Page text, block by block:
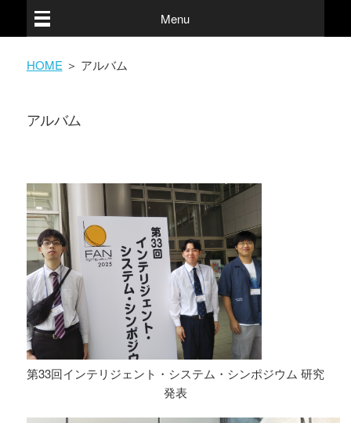
Menu
HOME ＞ アルバム
アルバム
第33回インテリジェント・システム・シンポジウム 研究
発表